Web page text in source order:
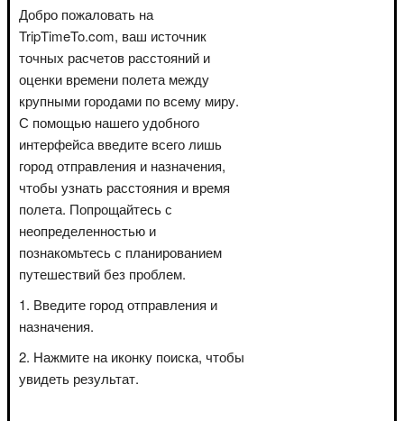
Добро пожаловать на
TripTimeTo.com, ваш источник
точных расчетов расстояний и
оценки времени полета между
крупными городами по всему миру.
С помощью нашего удобного
интерфейса введите всего лишь
город отправления и назначения,
чтобы узнать расстояния и время
полета. Попрощайтесь с
неопределенностью и
познакомьтесь с планированием
путешествий без проблем.
Введите город отправления и
назначения.
Нажмите на иконку поиска, чтобы
увидеть результат.